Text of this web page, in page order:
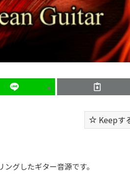
Keepす
グしたギター音源です。